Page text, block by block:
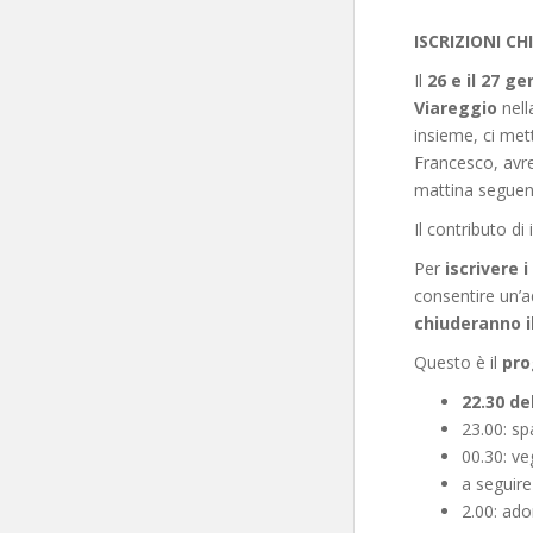
ISCRIZIONI
Il 26 e il 27
Viareggio
insieme, ci
Francesco,
mattina
Il contributo di
Per iscrivere
consentire
chiuderanno
Questo è il
22.30
23.00:
00.30:
a
2.00: